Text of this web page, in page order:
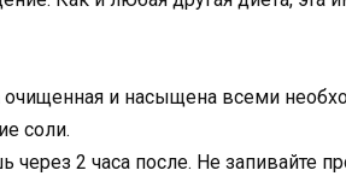
очищенная и насыщена всеми
соли.
2 часа после. Не запивайте